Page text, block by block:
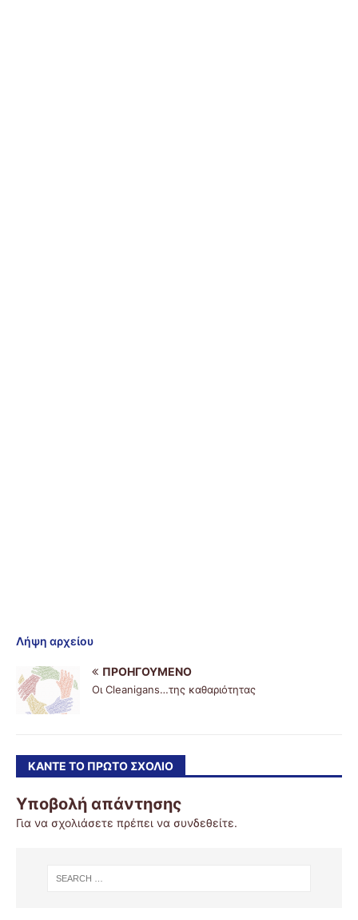
Λήψη αρχείου
ΠΡΟΗΓΟΎΜΕΝΟ
Οι Cleanigans…της καθαριότητας
ΚΆΝΤΕ ΤΟ ΠΡΏΤΟ ΣΧΌΛΙΟ
Υποβολή απάντησης
Για να σχολιάσετε πρέπει να συνδεθείτε.